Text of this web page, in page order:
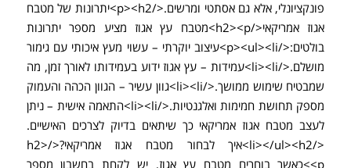
פונקציונלי, אלא גם אסתטי ומרשים.</p><h2>יתרונות של מטבח
אגוז אמריקאי</h2><p>מטבח עץ אגוז מציע מספר יתרונות
בולטים:</p><ul><li>עיצוב יוקרתי – עשוי מעץ איכותי עם גימור
מושלם.</li><li>עמידות – עץ אגוז ידוע בעמידותו לאורך זמן, מה
שמבטיח שימוש ממושך.</li><li>גוון עשיר – הגוון הכהה והעמוק
מספק תחושת חמימות ואלגנטיות.</li><li>התאמה אישית – ניתן
לעצב מטבח אגוז אמריקאי כך שיתאים בדיוק לצרכים האישיים.
</li></ul><h2>איך לבחור מטבח אגוז אמריקאי?</h2>
<p>כאשר בוחרים מטבח עץ אגוז, יש לקחת בחשבון מספר